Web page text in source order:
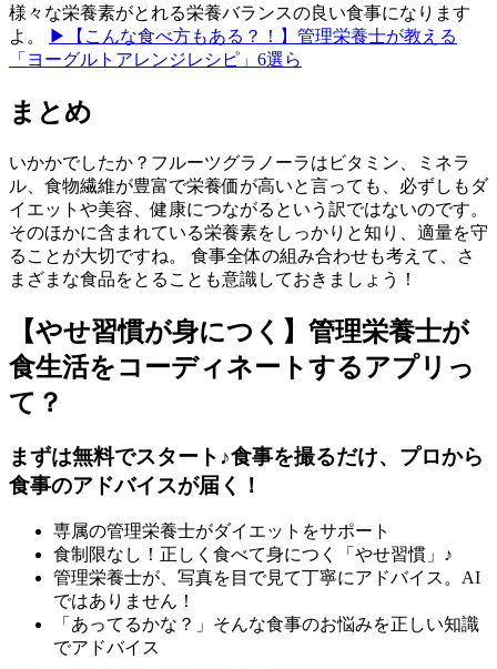
様々な栄養素がとれる栄養バランスの良い食事になります
よ。
▶【こんな食べ方もある？！】管理栄養士が教える
「ヨーグルトアレンジレシピ」6選ら
まとめ
いかかでしたか？フルーツグラノーラはビタミン、ミネラ
ル、食物繊維が豊富で栄養価が高いと言っても、必ずしもダ
イエットや美容、健康につながるという訳ではないのです。
そのほかに含まれている栄養素をしっかりと知り、適量を守
ることが大切ですね。 食事全体の組み合わせも考えて、さ
まざまな食品をとることも意識しておきましょう！
【やせ習慣が身につく】管理栄養士が
食生活をコーディネートするアプリっ
て？
まずは無料でスタート♪食事を撮るだけ、プロから
食事のアドバイスが届く！
専属の管理栄養士がダイエットをサポート
食制限なし！正しく食べて身につく「やせ習慣」♪
管理栄養士が、写真を目で見て丁寧にアドバイス。AI
ではありません！
「あってるかな？」そんな食事のお悩みを正しい知識
でアドバイス